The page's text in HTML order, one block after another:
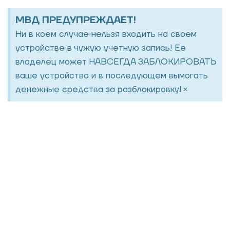
МВД ПРЕДУПРЕЖДАЕТ!
Ни в коем случае нельзя входить на своем
устройстве в чужую учетную запись! Ее
владелец может НАВСЕГДА ЗАБЛОКИРОВАТЬ
ваше устройство и в последующем вымогать
денежные средства за разблокировку! ×